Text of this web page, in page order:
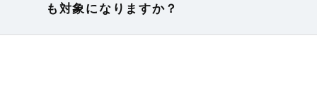
も対象になりますか？